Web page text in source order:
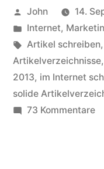
mit
Sichtbarkeit“
Veröffentlicht
von
John
14.
Veröffentlicht
in
Internet,
Schlagwörter:
Artikel schreiben,
Artikelverzeichnisse,
2013, im Internet
solide
73 Kommentarezu